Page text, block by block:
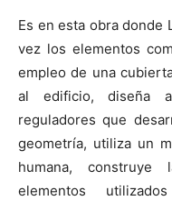
Es en esta obra donde
vez los elementos
empleo de una
al edificio, diseña
reguladores que
geometría, utiliza un
humana, construye
elementos